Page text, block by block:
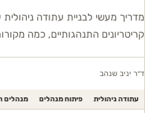
מדריך מעשי לבניית עתודה
קריטריונים התנהגותיים, כמה
ד״ר יניב שנהב
עתודה ניהולית פיתוח מנהלים מנהלים